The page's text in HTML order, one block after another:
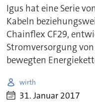
Igus hat eine Serie
Kabeln
Chainflex CF29,
Stromversorgung
bewegten
wirth
31. Januar 2017